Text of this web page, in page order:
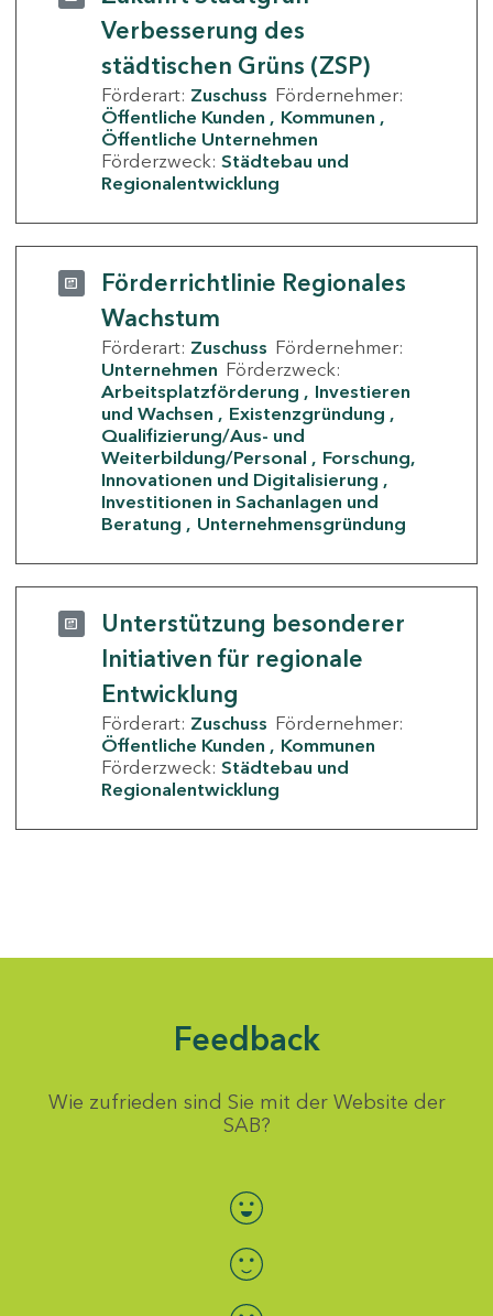
Verbesserung des
städtischen Grüns (ZSP)
Förderart: Zuschuss Fördernehmer:
Öffentliche Kunden
Kommunen
Öffentliche Unternehmen
Förderzweck: Städtebau und
Regionalentwicklung
Förderrichtlinie Regionales
Wachstum
Förderart: Zuschuss Fördernehmer:
Unternehmen Förderzweck:
Arbeitsplatzförderung
Investieren
und Wachsen
Existenzgründung
Qualifizierung/Aus- und
Weiterbildung/Personal
Forschung,
Innovationen und Digitalisierung
Investitionen in Sachanlagen und
Beratung
Unternehmensgründung
Unterstützung besonderer
Initiativen für regionale
Entwicklung
Förderart: Zuschuss Fördernehmer:
Öffentliche Kunden
Kommunen
Förderzweck: Städtebau und
Regionalentwicklung
Feedback
Wie zufrieden sind Sie mit der Website der
SAB?
Bewertung auswählen